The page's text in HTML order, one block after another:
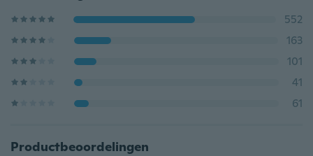
552
163
101
41
61
Productbeoordelingen